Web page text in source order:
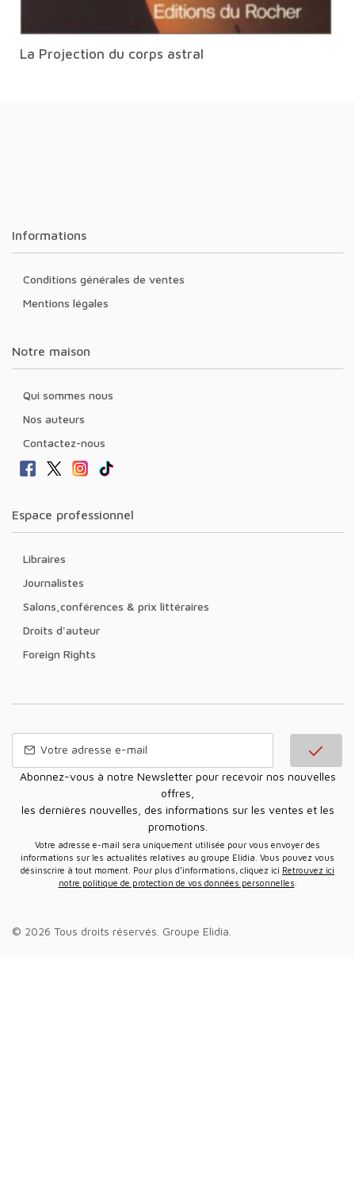
La Projection du corps astral
Informations
Conditions générales de ventes
Mentions légales
Notre maison
Qui sommes nous
Nos auteurs
Contactez-nous
Espace professionnel
Libraires
Journalistes
Salons,conférences & prix littéraires
Droits d'auteur
Foreign Rights
Abonnez-vous à notre Newsletter pour recevoir nos nouvelles
offres,
les dernières nouvelles, des informations sur les ventes et les
promotions.
Votre adresse e-mail sera uniquement utilisée pour vous envoyer des
informations sur les actualités relatives au groupe Elidia. Vous pouvez vous
désinscrire à tout moment. Pour plus d’informations, cliquez ici Retrouvez ici
notre politique de protection de vos données personnelles
© 2026 Tous droits réservés. Groupe Elidia